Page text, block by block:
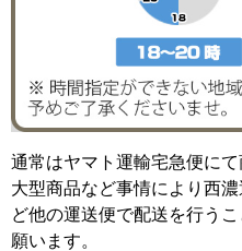
通常はヤマト運輸宅急便に
大型商品など事情により西
ど他の運送便で配送を行う
願います。